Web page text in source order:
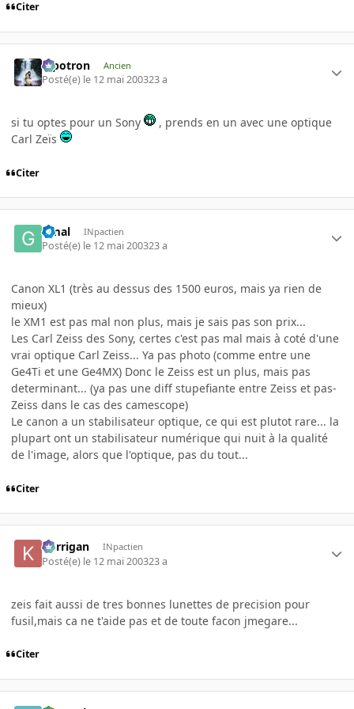
Citer
Pipotron Ancien
Posté(e) le 12 mai 200323 a
si tu optes pour un Sony
, prends en un avec une optique
Carl Zeïs
Citer
Gmal INpactien
Posté(e) le 12 mai 200323 a
Canon XL1 (très au dessus des 1500 euros, mais ya rien de
mieux)
le XM1 est pas mal non plus, mais je sais pas son prix...
Les Carl Zeiss des Sony, certes c'est pas mal mais à coté d'une
vrai optique Carl Zeiss... Ya pas photo (comme entre une
Ge4Ti et une Ge4MX) Donc le Zeiss est un plus, mais pas
determinant... (ya pas une diff stupefiante entre Zeiss et pas-
Zeiss dans le cas des camescope)
Le canon a un stabilisateur optique, ce qui est plutot rare... la
plupart ont un stabilisateur numérique qui nuit à la qualité
de l'image, alors que l'optique, pas du tout...
Citer
korrigan INpactien
Posté(e) le 12 mai 200323 a
zeis fait aussi de tres bonnes lunettes de precision pour
fusil,mais ca ne t'aide pas et de toute facon jmegare...
Citer